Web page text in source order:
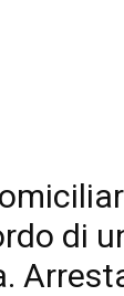
di